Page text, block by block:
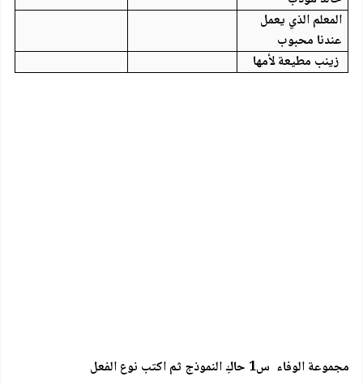
المعلم الذي يعمل
عندنا محبوب
زينب مطيعة لأمها
مجموعة الوفاء س1 حاكِ النموذج ثم اكتب نوع الفعل